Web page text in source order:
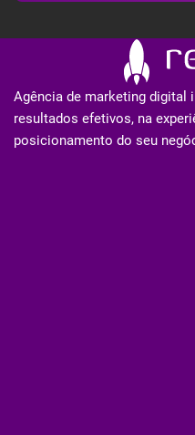
Agência de marketing digital
resultados efetivos, na
posicionamento do seu